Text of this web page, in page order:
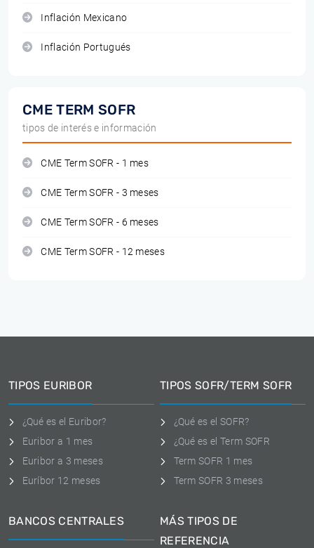
Inflación Mexicano
Inflación Portugués
CME TERM SOFR
tipos de interés e información
CME Term SOFR - 1 mes
CME Term SOFR - 3 meses
CME Term SOFR - 6 meses
CME Term SOFR - 12 meses
TIPOS EURIBOR
¿Qué es el Euribor?
Euribor a 1 mes
Euribor a 3 meses
Euríbor 12 meses
TIPOS SOFR/TERM SOFR
¿Qué es el SOFR?
¿Qué es el Term SOFR
Term SOFR 1 mes
Term SOFR 3 meses
BANCOS CENTRALES
MÁS TIPOS DE
REFERENCIA